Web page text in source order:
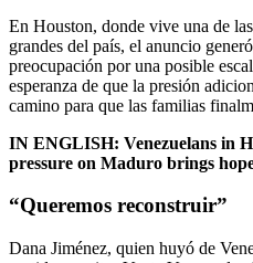
En Houston, donde vive una de
grandes del país, el anuncio
preocupación por una posible
esperanza de que la presión
camino para que las familias
IN ENGLISH: Venezuelans in
pressure on Maduro brings
“Queremos reconstruir”
Dana Jiménez, quien huyó de